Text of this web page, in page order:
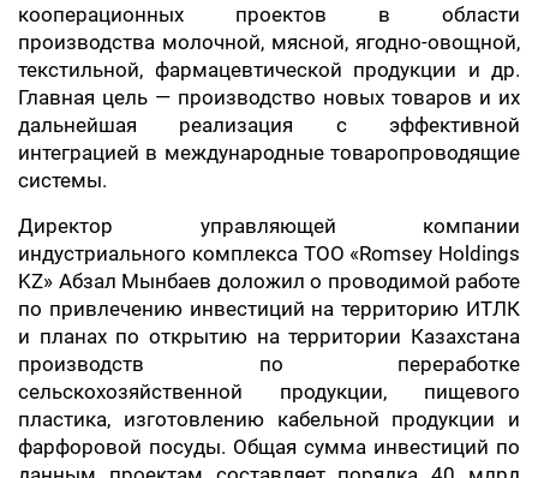
кооперационных проектов в области
производства молочной, мясной, ягодно-овощной,
текстильной, фармацевтической продукции и др.
Главная цель — производство новых товаров и их
дальнейшая реализация с эффективной
интеграцией в международные товаропроводящие
системы.
Директор управляющей компании
индустриального комплекса ТОО «Romsey Holdings
KZ» Абзал Мынбаев доложил о проводимой работе
по привлечению инвестиций на территорию ИТЛК
и планах по открытию на территории Казахстана
производств по переработке
сельскохозяйственной продукции, пищевого
пластика, изготовлению кабельной продукции и
фарфоровой посуды. Общая сумма инвестиций по